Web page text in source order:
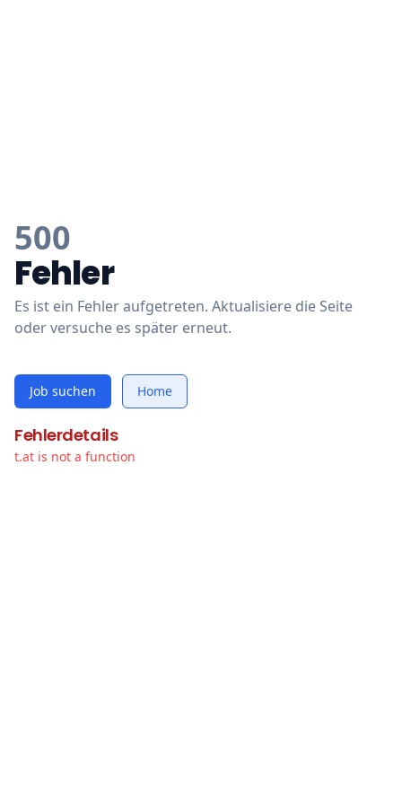
500
Fehler
Es ist ein Fehler aufgetreten. Aktualisiere die Seite
oder versuche es später erneut.
Job suchen Home
Fehlerdetails
t.at is not a function